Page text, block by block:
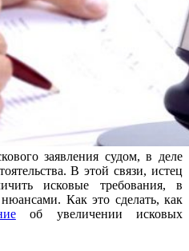
заявления судом, в деле
В этой связи, истец
исковые требования, в
Как это сделать, как
об увеличении исковых